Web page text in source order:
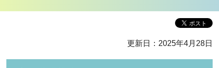
更新日：2025年4月28日